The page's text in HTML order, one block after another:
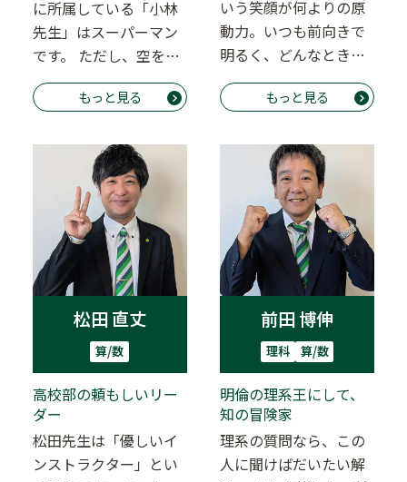
に所属している「小林
先生」はスーパーマン
です。 ただし、空を飛
んだり、素手で電車を
止めたりできるわけ…
もっと見る
いう笑顔が何よりの原
動力。いつも前向きで
明るく、どんなときも
生徒一人ひとりに全力
で寄り添う先生です。
もっと見る
松田 直丈
算/数
高校部の頼もしいリー
ダー
松田先生は「優しいイ
ンストラクター」とい
前田 博伸
理科 算/数
明倫の理系王にして、
知の冒険家
理系の質問なら、この
人に聞けばだいたい解